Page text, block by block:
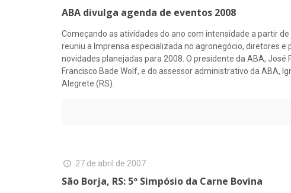
ABA divulga agenda de eventos 2008
Começando as atividades do ano com intensidade a partir
reuniu a Imprensa especializada no agronegócio, diretores
novidades planejadas para 2008. O presidente da ABA,
Francisco Bade Wolf, e do assessor administrativo da ABA,
Alegrete (RS).
27 de abril de 2007
São Borja, RS: 5º Simpósio da Carne Bovina